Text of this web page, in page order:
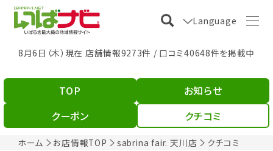
Language
8月6日（木）現在 店舗情報9273件 / 口コミ40648件を掲載中
ホーム お店情報TOP sabrina fair. 天川店 クチコミ
TOP
お知らせ
クーポン
クチコミ